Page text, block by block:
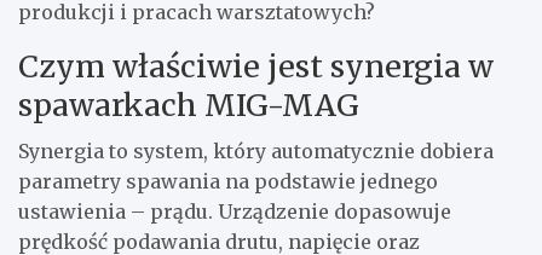
produkcji i pracach warsztatowych?
Czym właściwie jest synergia w
spawarkach MIG-MAG
Synergia to system, który automatycznie dobiera
parametry spawania na podstawie jednego
ustawienia – prądu. Urządzenie dopasowuje
prędkość podawania drutu, napięcie oraz